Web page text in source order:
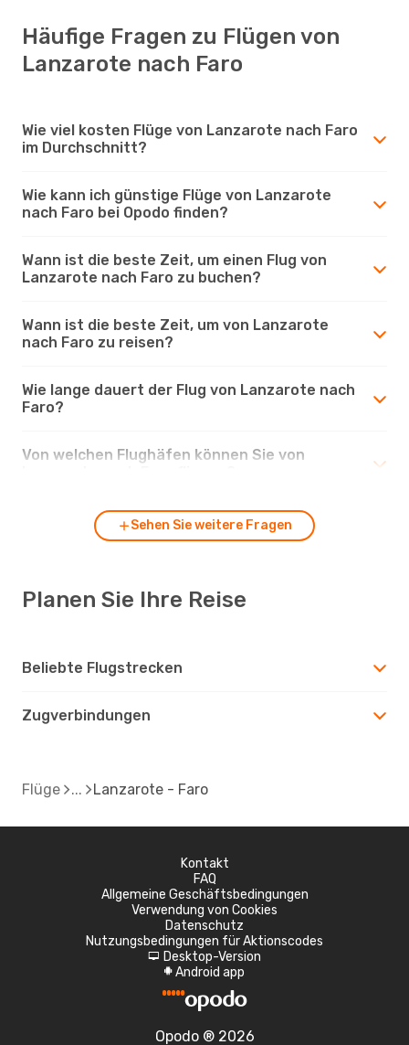
Häufige Fragen zu Flügen von
Lanzarote nach Faro
Wie viel kosten Flüge von Lanzarote nach Faro
im Durchschnitt?
Wie kann ich günstige Flüge von Lanzarote
nach Faro bei Opodo finden?
Wann ist die beste Zeit, um einen Flug von
Lanzarote nach Faro zu buchen?
Wann ist die beste Zeit, um von Lanzarote
nach Faro zu reisen?
Wie lange dauert der Flug von Lanzarote nach
Faro?
Von welchen Flughäfen können Sie von
Sehen Sie weitere Fragen
Planen Sie Ihre Reise
Beliebte Flugstrecken
Zugverbindungen
Flüge Lanzarote - Faro
Kontakt
FAQ
Allgemeine Geschäftsbedingungen
Verwendung von Cookies
Datenschutz
Nutzungsbedingungen für Aktionscodes
d Desktop-Version
A Android app
Opodo ® 2026